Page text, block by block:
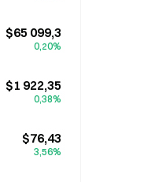
$65 099,3
0,20%
$1 922,35
0,38%
$76,43
3,56%